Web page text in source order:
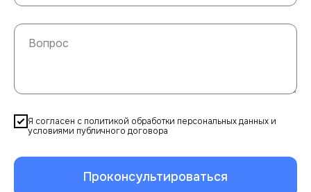
Я согласен с политикой обработки персональных данных и
условиями публичного договора
Проконсультироваться